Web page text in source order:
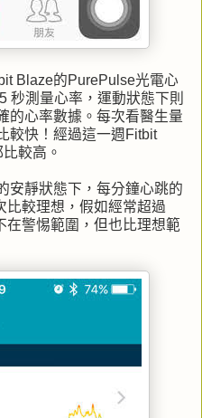
Blaze的PurePulse光電心
秒測量心率，運動狀態下則
的心率數據。每次看醫生量
較快！經過這一週Fitbit
較高。
安靜狀態下，每分鐘心跳的
比較理想，假如經常超過
在警惕範圍，但也比理想範